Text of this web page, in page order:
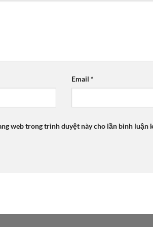
Email*
web trong trình duyệt này cho lần bình luận